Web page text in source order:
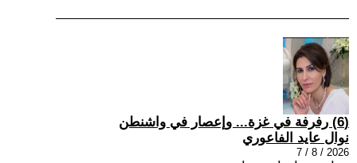
(6) رفرفة في غزة... وإعصار في واشنطن
نوال عايد الفاعوري
2026 / 8 / 7